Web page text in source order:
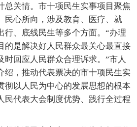
关情。市十项民生实事项目聚焦
民心所向，涉及教育、医疗、就
行、底线民生等多个方面。“办理
的是解决好人民群众最关心最直接
时回应人民群众合理诉求。”市人
绍，推动代表票决的市十项民生实
彻以人民为中心的发展思想的根本
民代表大会制度优势、践行全过程